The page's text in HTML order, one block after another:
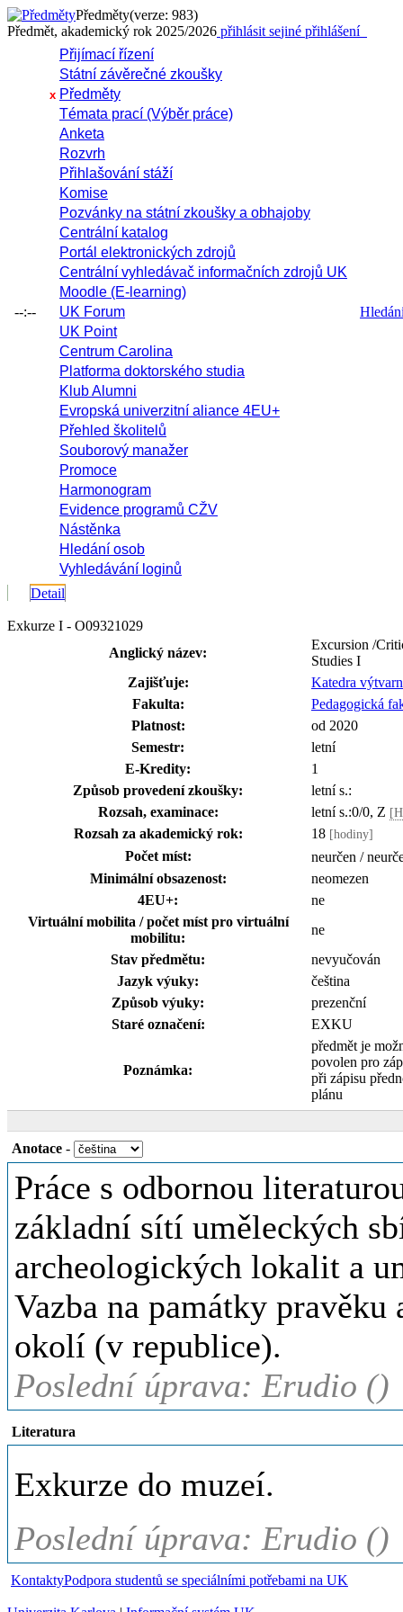
Předměty(verze: 983)
Předmět, akademický rok 2025/2026 přihlásit sejiné přihlášení
--:--
Přijímací řízení
Státní závěrečné zkoušky
x Předměty
Témata prací (Výběr práce)
Anketa
Rozvrh
Přihlašování stáží
Komise
Pozvánky na státní zkoušky a obhajoby
Centrální katalog
Portál elektronických zdrojů
Centrální vyhledávač informačních zdrojů UK
Moodle (E-learning)
UK Forum
UK Point
Centrum Carolina
Platforma doktorského studia
Klub Alumni
Evropská univerzitní aliance 4EU+
Přehled školitelů
Souborový manažer
Promoce
Harmonogram
Evidence programů CŽV
Nástěnka
Hledání osob
Vyhledávání loginů
Detail
Exkurze I - O09321029
Anglický název:
Excursion /
Studies I
Zajišťuje:
Katedra
Fakulta:
Pedagogická
Platnost:
od 2020
Semestr:
letní
E-Kredity:
1
Způsob provedení zkoušky:
letní s.:
Rozsah, examinace:
letní s.:0/0, Z
Rozsah za akademický rok: 18 [hodiny]
Počet míst:
neurčen /
Minimální obsazenost:
neomezen
4EU+:
ne
Virtuální mobilita / počet míst pro virtuální
mobilitu:
ne
Stav předmětu:
nevyučován
Jazyk výuky:
čeština
Způsob výuky:
prezenční
Staré označení:
EXKU
Poznámka:
předmět je
povolen pro
při zápisu
plánu
Anotace -
Práce s odbornou
základní sítí uměleckých
archeologických lokalit a
Vazba na památky
okolí (v republice).
Poslední úprava: Erudio ()
Literatura
Exkurze do muzeí.
Poslední úprava: Erudio ()
KontaktyPodpora studentů se speciálními potřebami na UK